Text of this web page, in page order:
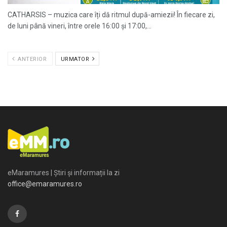
CATHARSIS – muzica care îți dă ritmul după-amiezii! În fiecare zi,
de luni până vineri, între orele 16:00 și 17:00,...
ANTERIOR URMATOR
eMaramures | Știri și informații la zi
office@emaramures.ro